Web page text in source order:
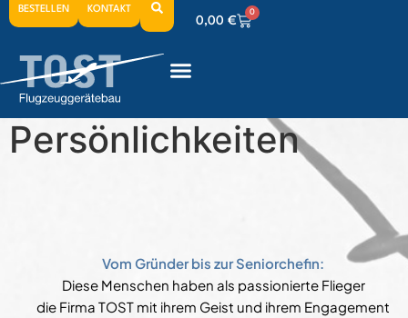
BESTELLEN KONTAKT
0,00 €
0
0,00€ 0
0,00€ 0
Persönlichkeiten
Vom Gründer bis zur Seniorchefin:
Diese Menschen haben als passionierte Flieger
die Firma TOST mit ihrem Geist und ihrem Engagement